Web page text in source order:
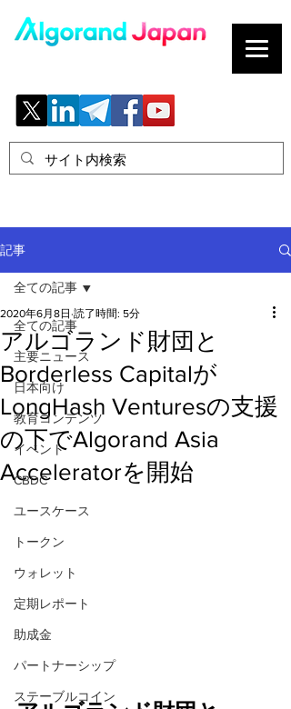
記事
全ての記事
主要ニュース
日本向け
教育コンテンツ
イベント
CBDC
ユースケース
トークン
ウォレット
定期レポート
助成金
パートナーシップ
ステーブルコイン
全ての記事
アルゴランド財団と
Borderless Capitalが
LongHash Venturesの支援
の下でAlgorand Asia
Acceleratorを開始
2020年6月8日 読了時間: 5分